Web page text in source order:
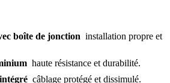
boîte de jonction  installation propre et
 haute résistance et durabilité.
 câblage protégé et dissimulé.